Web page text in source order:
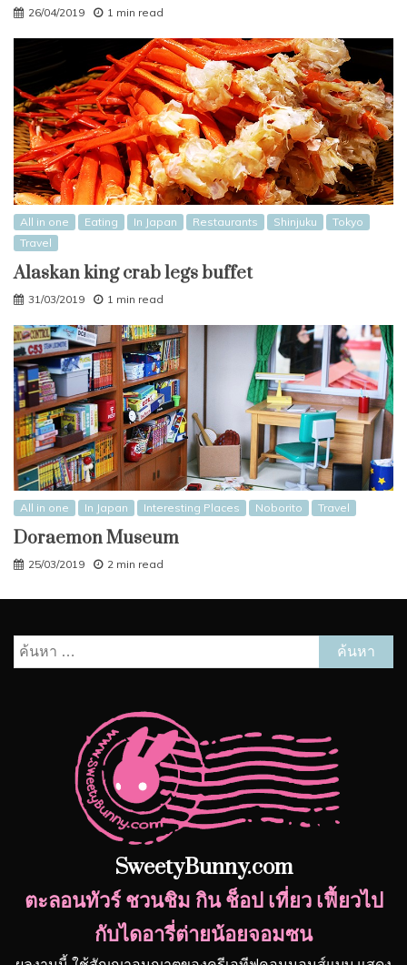
26/04/2019 1 min read
All in one Eating In Japan Restaurants Shinjuku
Tokyo
Travel
Alaskan king crab legs buffet
31/03/2019 1 min read
All in one In Japan Interesting Places Noborito Travel
Doraemon Museum
25/03/2019 2 min read
ค้นหา
สำหรับ:
SweetyBunny.com
ตะลอนทัวร์ ชวนชิม กิน ช็อป เที่ยว เฟี้ยวไป
กับไดอารี่ต่ายน้อยจอมซน